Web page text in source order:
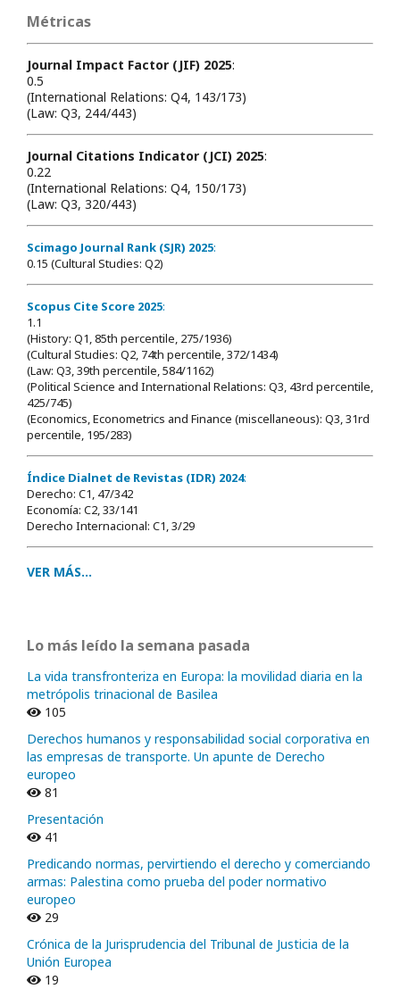
Métricas
Journal Impact Factor (JIF) 2025:
0.5
(International Relations: Q4, 143/173)
(Law: Q3, 244/443)
Journal Citations Indicator (JCI) 2025:
0.22
(International Relations: Q4, 150/173)
(Law: Q3, 320/443)
Scimago Journal Rank (SJR) 2025:
0.15 (Cultural Studies: Q2)
Scopus Cite Score 2025:
1.1
(History: Q1, 85th percentile, 275/1936)
(Cultural Studies: Q2, 74th percentile, 372/1434)
(Law: Q3, 39th percentile, 584/1162)
(Political Science and International Relations: Q3, 43rd percentile,
425/745)
(Economics, Econometrics and Finance (miscellaneous): Q3, 31rd
percentile, 195/283)
Índice Dialnet de Revistas (IDR) 2024:
Derecho: C1, 47/342
Economía: C2, 33/141
Derecho Internacional: C1, 3/29
VER MÁS...
Lo más leído la semana pasada
La vida transfronteriza en Europa: la movilidad diaria en la
metrópolis trinacional de Basilea
105
Derechos humanos y responsabilidad social corporativa en
las empresas de transporte. Un apunte de Derecho
europeo
81
Presentación
41
Predicando normas, pervirtiendo el derecho y comerciando
armas: Palestina como prueba del poder normativo
europeo
29
Crónica de la Jurisprudencia del Tribunal de Justicia de la
Unión Europea
19